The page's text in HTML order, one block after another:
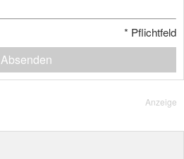
* Pflichtfeld
Absenden
Anzeige